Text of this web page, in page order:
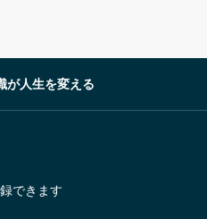
が人生を変える
できます